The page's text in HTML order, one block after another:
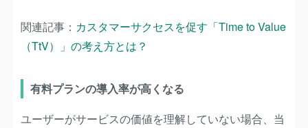
関連記事： カスタマーサクセスを促す「Time to Value
（TtV）」の考え方とは？
有料プランの導入率が高くなる
ユーザーがサービスの価値を理解していない場合、当